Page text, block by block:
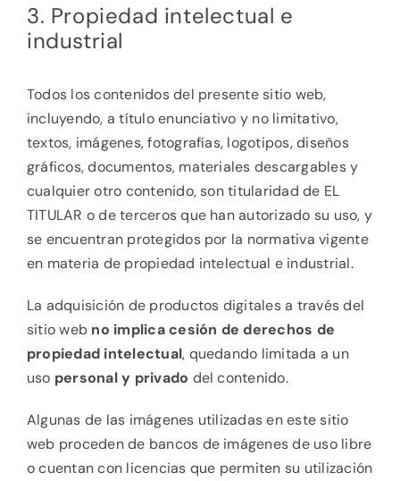
3. Propiedad intelectual e
industrial
Todos los contenidos del presente sitio web,
incluyendo, a título enunciativo y no limitativo,
textos, imágenes, fotografías, logotipos, diseños
gráficos, documentos, materiales descargables y
cualquier otro contenido, son titularidad de EL
TITULAR o de terceros que han autorizado su uso, y
se encuentran protegidos por la normativa vigente
en materia de propiedad intelectual e industrial.
La adquisición de productos digitales a través del
sitio web no implica cesión de derechos de
propiedad intelectual, quedando limitada a un
uso personal y privado del contenido.
Algunas de las imágenes utilizadas en este sitio
web proceden de bancos de imágenes de uso libre
o cuentan con licencias que permiten su utilización